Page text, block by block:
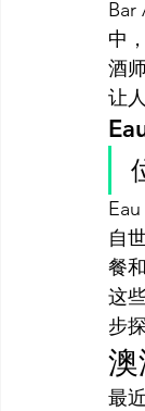
Bar
中
酒
让
自
餐
这
步
最